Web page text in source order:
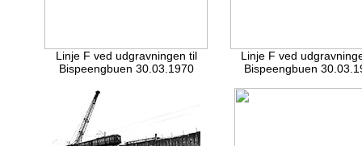
Linje F ved udgravningen til
Bispeengbuen 30.03.1970
Linje F ved
Bispeengbuen